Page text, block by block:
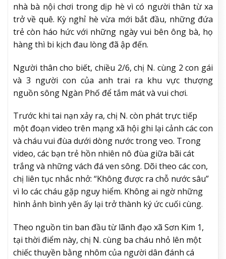
nhà bà nội chơi trong dịp hè vì có người thân từ xa
trở về quê. Kỳ nghỉ hè vừa mới bắt đầu, những đứa
trẻ còn háo hức với những ngày vui bên ông bà, họ
hàng thì bi kịch đau lòng đã ập đến.
Người thân cho biết, chiều 2/6, chị N. cùng 2 con gái
và 3 người con của anh trai ra khu vực thượng
nguồn sông Ngàn Phố để tắm mát và vui chơi.​
Trước khi tai nạn xảy ra, chị N. còn phát trực tiếp
một đoạn video trên mạng xã hội ghi lại cảnh các con
và cháu vui đùa dưới dòng nước trong veo. Trong
video, các bạn trẻ hồn nhiên nô đùa giữa bãi cát
trắng và những vách đá ven sông. Dõi theo các con,
chị liên tục nhắc nhở: “Không được ra chỗ nước sâu”
vì lo các cháu gặp nguy hiểm. Không ai ngờ những
hình ảnh bình yên ấy lại trở thành ký ức cuối cùng.
Theo nguồn tin ban đầu từ lãnh đạo xã Sơn Kim 1,
tại thời điểm này, chị N. cùng ba cháu nhỏ lên một
chiếc thuyền bằng nhôm của người dân đánh cá